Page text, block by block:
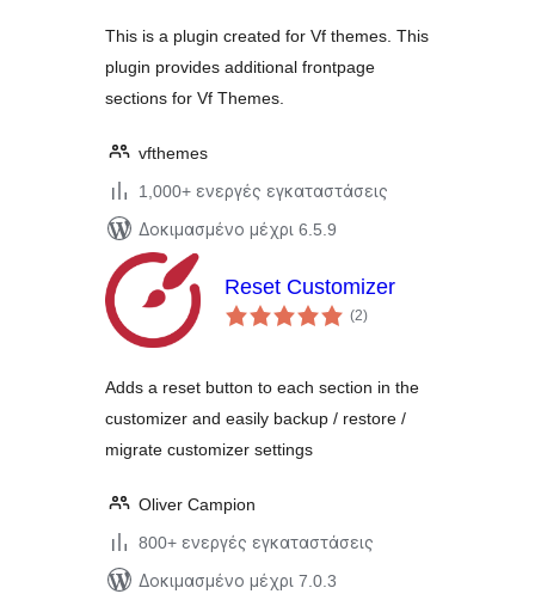
This is a plugin created for Vf themes. This
plugin provides additional frontpage
sections for Vf Themes.
vfthemes
1,000+ ενεργές εγκαταστάσεις
Δοκιμασμένο μέχρι 6.5.9
Reset Customizer
(2αξιολογήσεις
σύνολο
)
Adds a reset button to each section in the
customizer and easily backup / restore /
migrate customizer settings
Oliver Campion
800+ ενεργές εγκαταστάσεις
Δοκιμασμένο μέχρι 7.0.3